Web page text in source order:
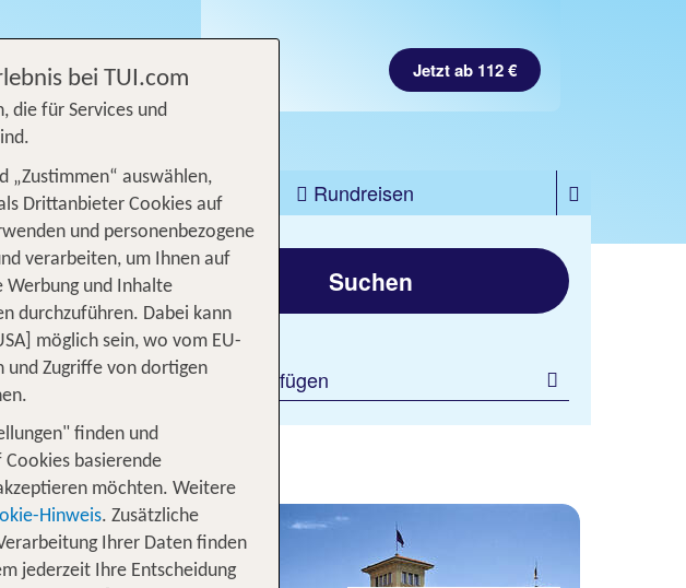
Jetzt ab 112 €
Mietwagen Kreuzfahrten
Rundreisen
Zusatzleistungen
Suchen
Filter hinzufügen
bei TUI.com
die für Services und
„Zustimmen“ auswählen,
Drittanbieter Cookies auf
und personenbezogene
verarbeiten, um Ihnen auf
Werbung und Inhalte
durchzuführen. Dabei kann
möglich sein, wo vom EU-
und Zugriffe von dortigen
finden und
basierende
möchten. Weitere
Hinweis. Zusätzliche
Ihrer Daten finden
jederzeit Ihre Entscheidung